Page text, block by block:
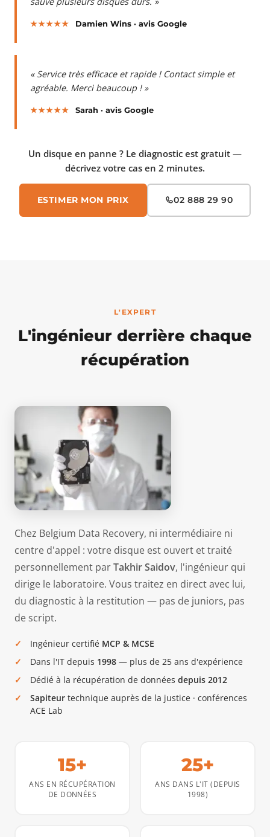
★★★★★ Damien Wins · avis Google
« Service très efficace et rapide ! Contact simple et
agréable. Merci beaucoup ! »
★★★★★ Sarah · avis Google
Un disque en panne ? Le diagnostic est gratuit —
décrivez votre cas en 2 minutes.
ESTIMER MON PRIX 02 888 29 90
L'EXPERT
L'ingénieur derrière chaque
récupération
Chez Belgium Data Recovery, ni intermédiaire ni
centre d'appel : votre disque est ouvert et traité
personnellement parTakhir Saidov, l'ingénieur qui
dirige le laboratoire. Vous traitez en direct avec lui,
du diagnostic à la restitution — pas de juniors, pas
de script.
Ingénieur certifié MCP & MCSE
Dans l'IT depuis 1998 — plus de 25 ans d'expérience
Dédié à la récupération de données depuis 2012
Sapiteur technique auprès de la justice · conférences
ACE Lab
15+
ANS EN RÉCUPÉRATION
DE DONNÉES
25+
ANS DANS L'IT (DEPUIS
1998)